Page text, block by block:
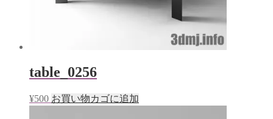
table_0256
¥500 お買い物カゴに追加